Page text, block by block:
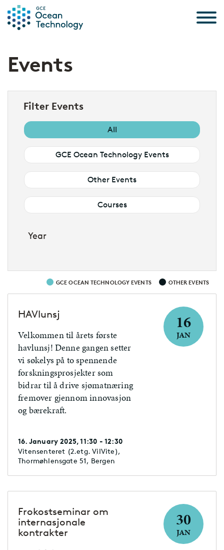
Events
Filter Events
All
GCE Ocean Technology Events
Other Events
Courses
Year
GCE OCEAN TECHNOLOGY EVENTS OTHER EVENTS
HAVlunsj
Velkommen til årets første
havlunsj! Denne gangen setter
vi søkelys på to spennende
forskningsprosjekter som
bidrar til å drive sjømatnæring
fremover gjennom innovasjon
og bærekraft.
16. January 2025, 11:30 - 12:30
Vitensenteret (2.etg. VilVite),
Thormøhlensgate 51, Bergen
16
JAN
Frokostseminar om
internasjonale
kontrakter
30
JAN